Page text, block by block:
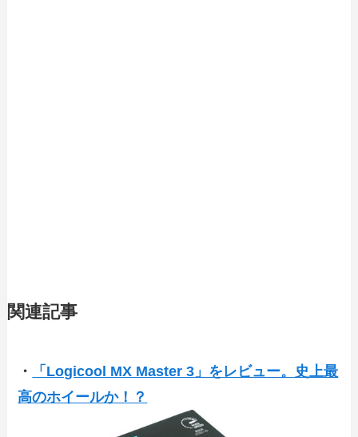
関連記事
・
「Logicool MX Master 3」をレビュー。史上最
高のホイールか！？